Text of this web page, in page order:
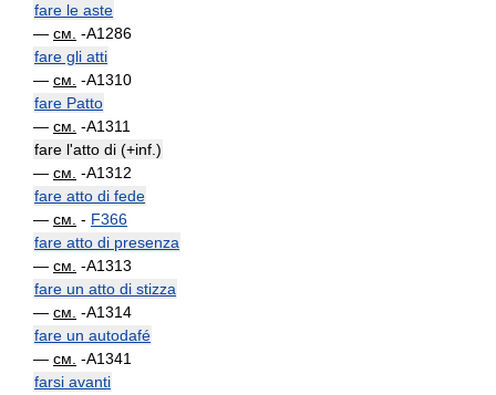
fare le aste
— см. -A1286
fare gli atti
— см. -A1310
fare Patto
— см. -A1311
fare l'atto di (+inf.)
— см. -A1312
fare atto di fede
— см. - F366
fare atto di presenza
— см. -A1313
fare un atto di stizza
— см. -A1314
fare un autodafé
— см. -A1341
farsi avanti